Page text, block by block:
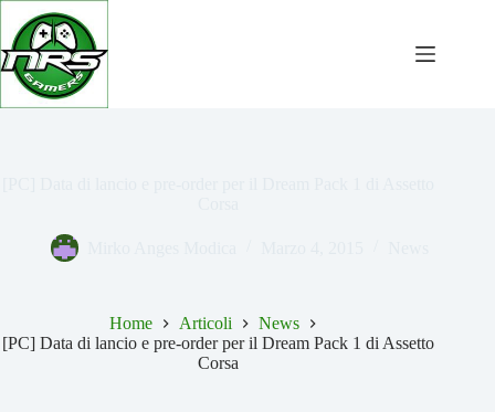
Salta
contenuto
Home Articoli
News
[PC] Data di lancio e pre-order per il Dream Pack 1 di Assetto
Corsa